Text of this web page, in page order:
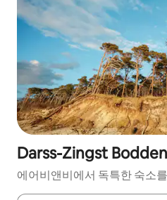
Darss-Zingst
에어비앤비에서 독특한 숙소